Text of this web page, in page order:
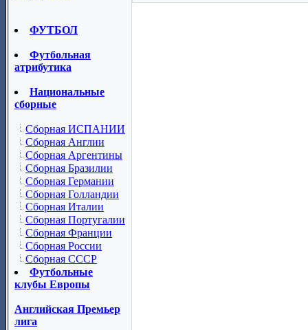
ФУТБОЛ
Футбольная
атрибутика
Национальные
сборные
Сборная ИСПАНИИ
Сборная Англии
Сборная Аргентины
Сборная Бразилии
Сборная Германии
Сборная Голландии
Сборная Италии
Сборная Португалии
Сборная Франции
Сборная России
Сборная СССР
Футбольные
клубы Европы
Английская Премьер
лига